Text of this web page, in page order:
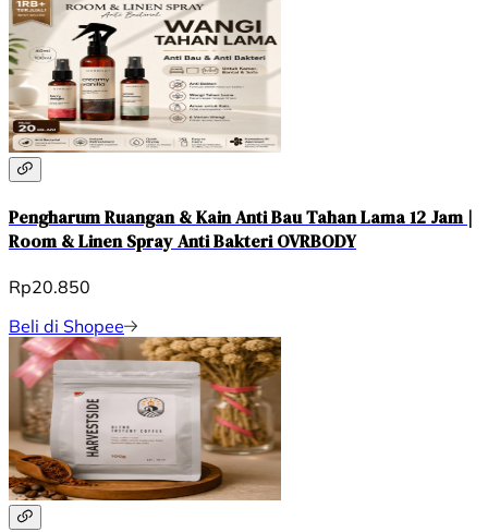
Pengharum Ruangan & Kain Anti Bau Tahan Lama 12 Jam |
Room & Linen Spray Anti Bakteri OVRBODY
Rp20.850
Beli di Shopee